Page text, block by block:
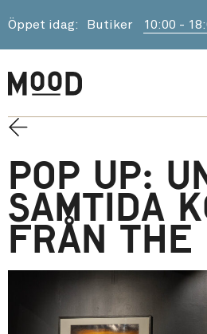
Öppet idag: Butiker 10:00 -
Pop up:
samtida
från The